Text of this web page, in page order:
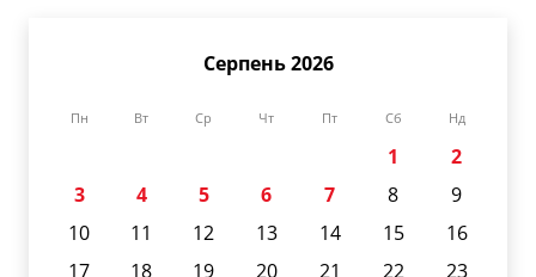
Серпень 2026
Пн Вт Ср Чт Пт Сб Нд
1
2
3
4 5 6 7 8
9
10
11 12 13 14 15
16
17
18 19 20 21 22
23